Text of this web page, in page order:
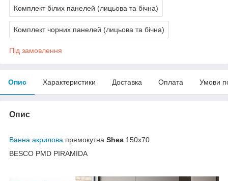
Комплект білих панелей (лицьова та бічна)
Комплект чорних панелей (лицьова та бічна)
Під замовлення
Опис Характеристики Доставка Оплата Умови
Опис
Ванна акрилова прямокутна Shea 150х70
BESCO PMD PIRAMIDA